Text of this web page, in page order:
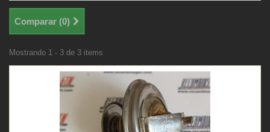
Comparar (0)
Mostrando 1 - 3 de 3 items